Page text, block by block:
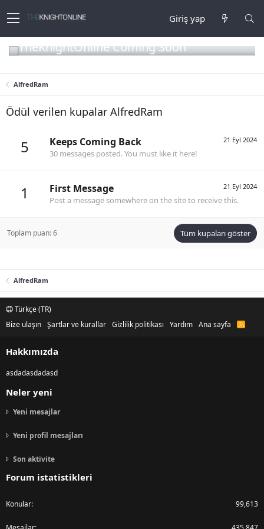
Giriş yap
TheKnightOnline Coming Soon
AlfredRam
Ödül verilen kupalar AlfredRam
5 21 Eyl 2024
Keeps Coming Back
30 messages posted. You must like it here!
1 21 Eyl 2024
First Message
Post a message somewhere on the site to receive this.
Toplam puan: 6 Tüm kupaları göster
AlfredRam
Türkçe (TR)
Bize ulaşın Şartlar ve kurallar Gizlilik politikası Yardım Ana sayfa
R
Hakkımızda
asdadasdadasd
Neler yeni
Yeni mesajlar
Yeni profil mesajları
Son aktivite
Forum istatistikleri
Konular 99,613